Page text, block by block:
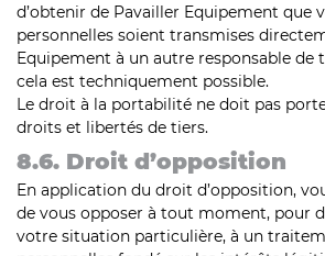
d’obtenir de Pavailler Equipement que
personnelles soient transmises
Equipement à un autre responsable
cela est techniquement possible.
Le droit à la portabilité ne doit pas
droits et libertés de tiers.
8.6. Droit d’opposition
En application du droit d’opposition,
de vous opposer à tout moment, pour
votre situation particulière, à un